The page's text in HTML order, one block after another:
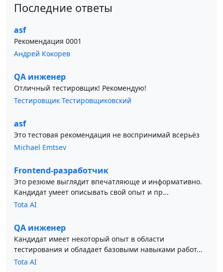
Последние ответы
asf
Рекомендация 0001
Андрей Кокорев
QA инженер
Отличный тестировщик! Рекомендую!
Тестировщик Тестировщиковский
asf
Это тестовая рекомендация не воспринимай всерьёз
Michael Emtsev
Frontend-разработчик
Это резюме выглядит впечатляюще и информативно.
Кандидат умеет описывать свой опыт и пр...
Tota AI
QA инженер
Кандидат имеет некоторый опыт в области
тестирования и обладает базовыми навыками работ...
Tota AI